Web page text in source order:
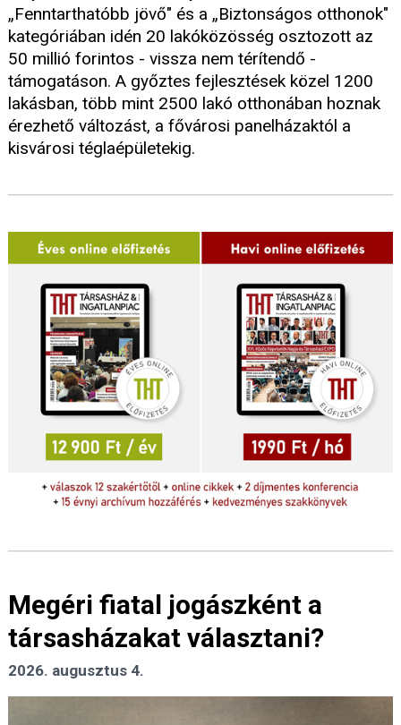
„Fenntarthatóbb jövő" és a „Biztonságos otthonok"
kategóriában idén 20 lakóközösség osztozott az
50 millió forintos - vissza nem térítendő -
támogatáson. A győztes fejlesztések közel 1200
lakásban, több mint 2500 lakó otthonában hoznak
érezhető változást, a fővárosi panelházaktól a
kisvárosi téglaépületekig.
Megéri fiatal jogászként a
társasházakat választani?
2026. augusztus 4.